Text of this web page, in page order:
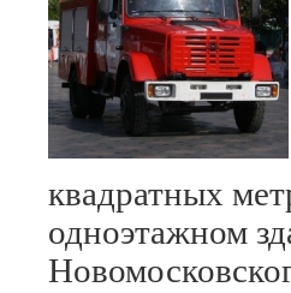
квадратных
одноэтажном